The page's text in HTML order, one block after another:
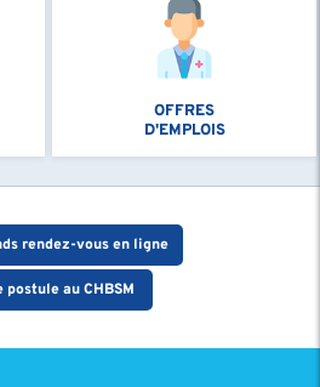
OFFRES
D'EMPLOIS
rendez-vous en ligne
postule au CHBSM